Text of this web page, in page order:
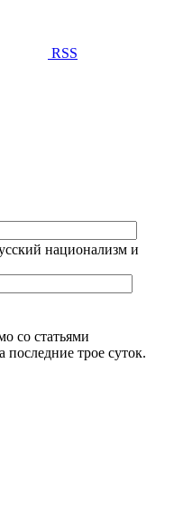
RSS
национализм и
со статьями
трое суток.